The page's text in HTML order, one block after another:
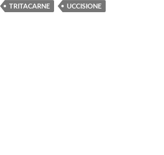
TRITACARNE
UCCISIONE